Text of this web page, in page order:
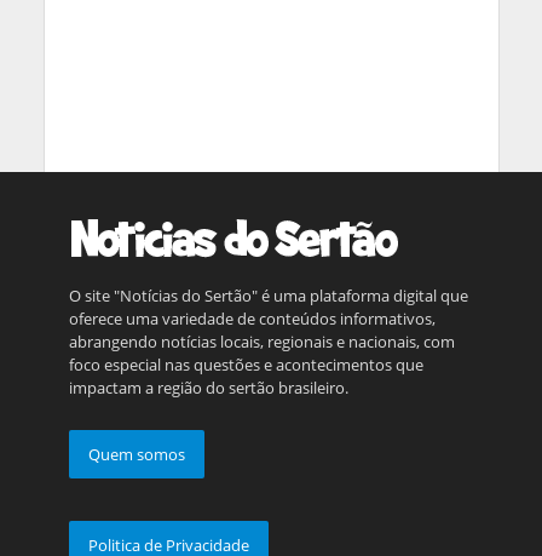
O site "Notícias do Sertão" é uma plataforma digital que
oferece uma variedade de conteúdos informativos,
abrangendo notícias locais, regionais e nacionais, com
foco especial nas questões e acontecimentos que
impactam a região do sertão brasileiro.
Quem somos
Politica de Privacidade